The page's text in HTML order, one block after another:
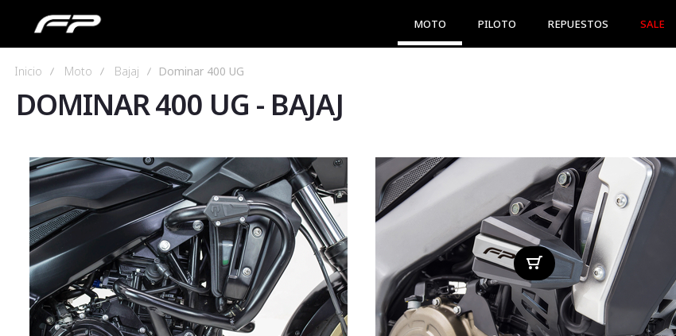
MOTO PILOTO REPUESTOS SALE
Inicio Moto Bajaj Dominar 400 UG
DOMINAR 400 UG - BAJAJ